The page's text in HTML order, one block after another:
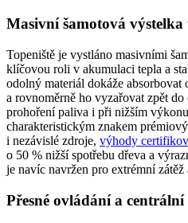
Masivní šamotová výstelka
Topeniště je vystláno masivními
klíčovou roli v akumulaci tepla a
odolný materiál dokáže absorbovat
a rovnoměrně ho vyzařovat zpět
prohoření paliva i při nižším
charakteristickým znakem
i nezávislé zdroje, výhody
o 50 % nižší spotřebu dřeva a
je navíc navržen pro extrémní
Přesné ovládání a